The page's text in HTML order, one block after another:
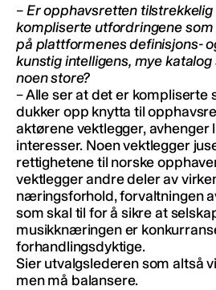
– Er opphavsretten
kompliserte utfordringene som
på plattformenes definisjons-
kunstig intelligens, mye
noen store?
– Alle ser at det er kompliserte
dukker opp knytta til
aktørene vektlegger, avhenger
interesser. Noen vektlegger
rettighetene til norske
vektlegger andre deler av
næringsforhold, forvaltningen
som skal til for å sikre at
musikknæringen er
forhandlingsdyktige.
Sier utvalgslederen som altså
men må balansere.